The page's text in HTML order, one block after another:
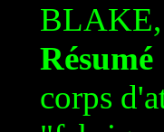
Résumé
corps